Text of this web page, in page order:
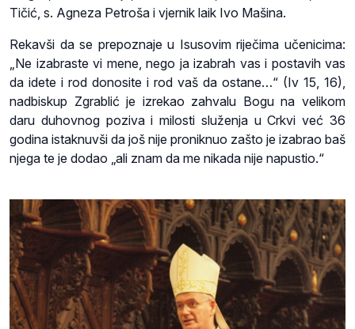
Tičić, s. Agneza Petroša i vjernik laik Ivo Mašina.
Rekavši da se prepoznaje u Isusovim riječima učenicima:
„Ne izabraste vi mene, nego ja izabrah vas i postavih vas
da idete i rod donosite i rod vaš da ostane…“ (Iv 15, 16),
nadbiskup Zgrablić je izrekao zahvalu Bogu na velikom
daru duhovnog poziva i milosti služenja u Crkvi već 36
godina istaknuvši da još nije proniknuo zašto je izabrao baš
njega te je dodao „ali znam da me nikada nije napustio.“